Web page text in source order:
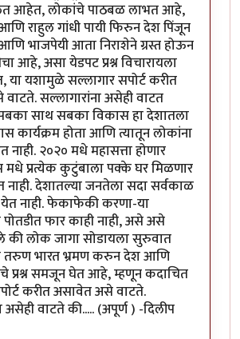
आहेत, लोकांचे पाठबळ लाभत आहे,
राहुल गांधी पायी फिरुन देश पिंजून
भाजपेयी आता निराशेने ग्रस्त होऊन
आहे, असा येडपट प्रश्न विचारायला
यशामुळे सल्लागार सपोर्ट करीत
सल्लागारांना असेही वाटत
साथ सबका विकास हा देशातला
कार्यक्रम होता आणि त्यातून लोकांना
नाही. २०२० मधे महासत्ता होणार
मधे प्रत्येक कुटुंबाला पक्के घर मिळणार
नाही. देशातल्या जनतेला सदा सर्वकाळ
नाही. फेकाफेकी करणा-या
पोतडीत फार काही नाही, असे असे
लोक जागा सोडायला सुरुवात
तरुण भारत भ्रमण करुन देश आणि
प्रश्न समजून घेत आहे, म्हणून कदाचित
करीत असावेत असे वाटते.
असेही वाटते की..... (अपूर्ण ) -दिलीप